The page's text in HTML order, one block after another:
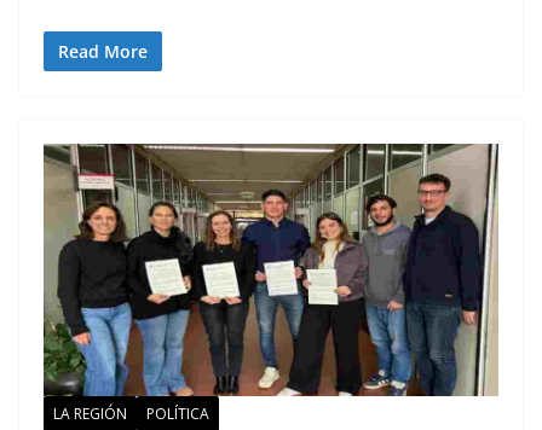
Read More
LA REGIÓN POLÍTICA